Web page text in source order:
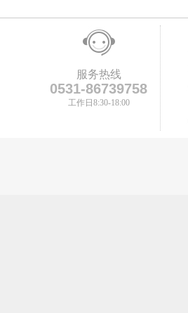
服务热线
0531-86739758
工作日8:30-18:00